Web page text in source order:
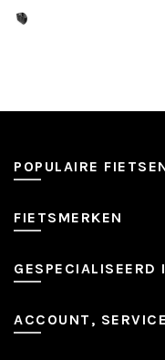
POPULAIRE
FIETSMERKEN
GESPECIALISEERD
ACCOUNT,